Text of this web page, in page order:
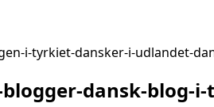
i-tyrkiet-dansker-i-udlandet-
dansk-blog-